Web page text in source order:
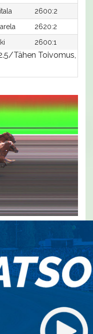
2600:2
2620:2
2600:1
Tähen Toivomus,